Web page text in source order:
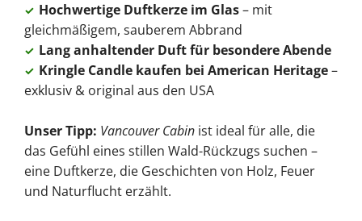
✓ Hochwertige Duftkerze im Glas– mit
gleichmäßigem, sauberem Abbrand
✓ Lang anhaltender Duft für besondere Abende
✓ Kringle Candle kaufen bei American Heritage–
exklusiv & original aus den USA
Unser Tipp: Vancouver Cabin ist ideal für alle, die
das Gefühl eines stillen Wald-Rückzugs suchen –
eine Duftkerze, die Geschichten von Holz, Feuer
und Naturflucht erzählt.